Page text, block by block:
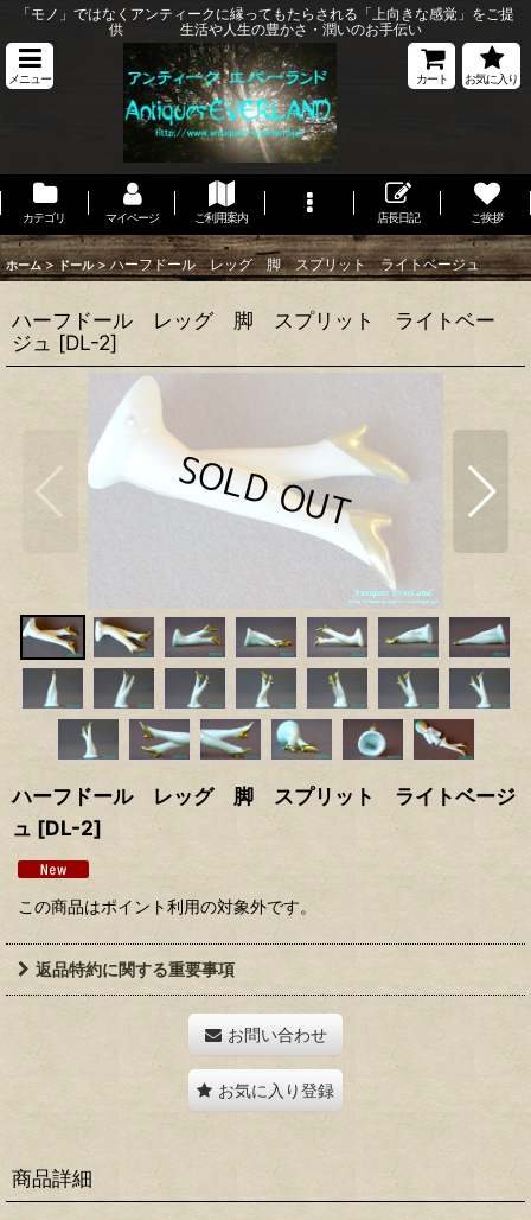
「モノ」ではなくアンティークに縁ってもたらされる「上向きな感覚」をご提
供 生活や人生の豊かさ・潤いのお手伝い
メニュー カート お気に入り
カテゴリ マイページ ご利用案内 店長日記 ご挨拶
ホーム > ドール > ハーフドール レッグ 脚 スプリット ライトベージュ
ハーフドール レッグ 脚 スプリット ライトベー
ジュ [DL-2]
ハーフドール レッグ 脚 スプリット ライトベージ
ュ [DL-2]
この商品はポイント利用の対象外です。
返品特約に関する重要事項
お問い合わせ
お気に入り登録
商品詳細